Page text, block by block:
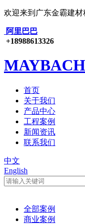
欢迎来到广东金霸建
阿里巴巴
+18988613326
MAYBACH
首页
关于我们
产品中心
工程案例
新闻资讯
联系我们
中文
English
全部案例
商业案例